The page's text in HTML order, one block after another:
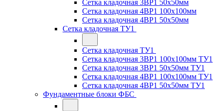
Сетка кладочная 3ВР1 50x50мм
Сетка кладочная 4ВР1 100x100мм
Сетка кладочная 4ВР1 50x50мм
Сетка кладочная ТУ1
Сетка кладочная ТУ1
Сетка кладочная 3ВР1 100x100мм ТУ1
Сетка кладочная 3ВР1 50x50мм ТУ1
Сетка кладочная 4ВР1 100x100мм ТУ1
Сетка кладочная 4ВР1 50x50мм ТУ1
Фундаментные блоки ФБС